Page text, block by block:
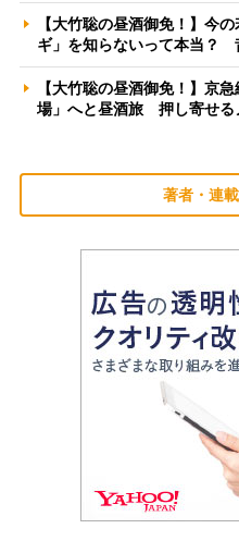
【大竹聡の昼酒御免！】今
ギ」を知らないって本当？
【大竹聡の昼酒御免！】京
場」へと昼酒旅 押し寄せ
著者・連